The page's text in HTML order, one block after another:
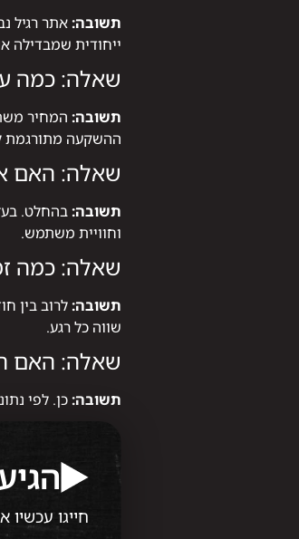
תשובה:אתר רגיל
ייחודית שמבדילה
שאלה: כמה
תשובה:
ההשקעה מתורגמת
שאלה: האם
תשובה:בהחלט.
וחוויית משתמש.
שאלה: כמה
תשובה:לרוב בין
שווה כל רגע.
שאלה: האם
תשובה:כן. לפי נתוני
חייגו